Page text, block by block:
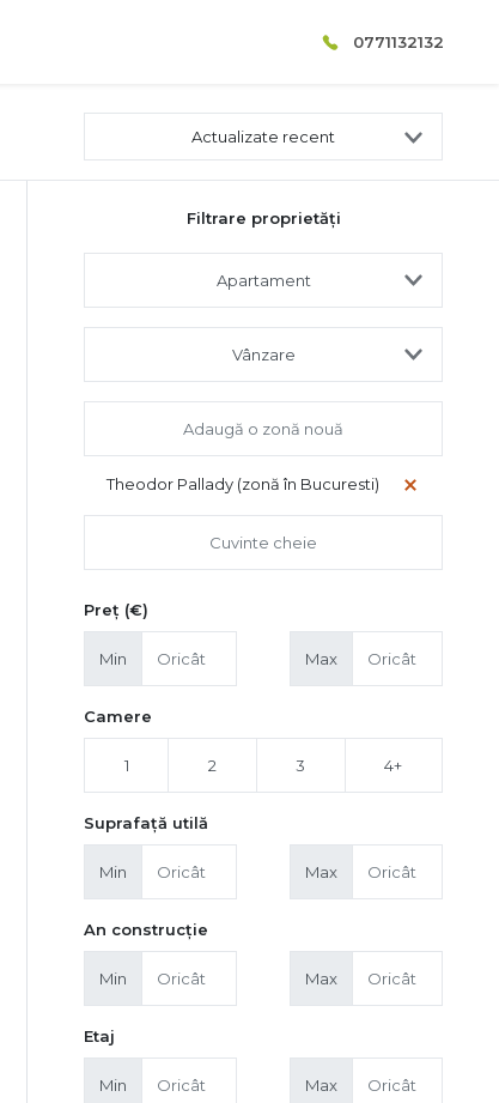
0771132132
Actualizate recent
Filtrare proprietăți
Apartament
Vânzare
Theodor Pallady (zonă în Bucuresti)
Preț (€)
Min Max
Camere
1 2 3 4+
Suprafață utilă
Min Max
An construcție
Min Max
Etaj
Min Max